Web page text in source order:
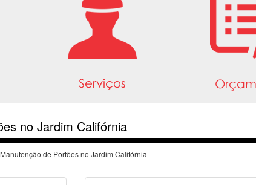
no Jardim Califórnia
de Portões no Jardim Califórnia